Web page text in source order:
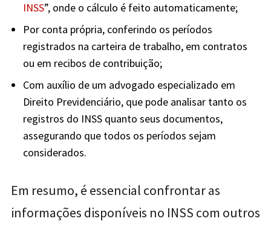
INSS”, onde o cálculo é feito automaticamente;
Por conta própria, conferindo os períodos
registrados na carteira de trabalho, em contratos
ou em recibos de contribuição;
Com auxílio de um advogado especializado em
Direito Previdenciário, que pode analisar tanto os
registros do INSS quanto seus documentos,
assegurando que todos os períodos sejam
considerados.
Em resumo, é essencial confrontar as
informações disponíveis no INSS com outros